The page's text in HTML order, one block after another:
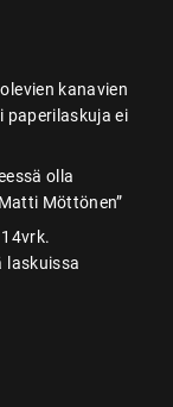
kanavien
paperilaskuja ei
olla
Möttönen”
laskuissa